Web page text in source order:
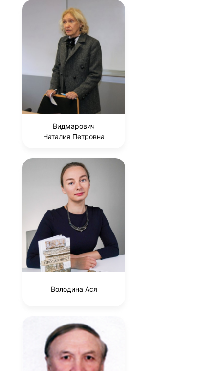
Видмарович
Наталия Петровна
Володина Ася